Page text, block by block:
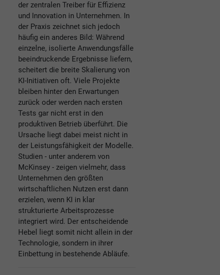
der zentralen Treiber für Effizienz
und Innovation in Unternehmen. In
der Praxis zeichnet sich jedoch
häufig ein anderes Bild: Während
einzelne, isolierte Anwendungsfälle
beeindruckende Ergebnisse liefern,
scheitert die breite Skalierung von
KI-Initiativen oft. Viele Projekte
bleiben hinter den Erwartungen
zurück oder werden nach ersten
Tests gar nicht erst in den
produktiven Betrieb überführt. Die
Ursache liegt dabei meist nicht in
der Leistungsfähigkeit der Modelle.
Studien - unter anderem von
McKinsey - zeigen vielmehr, dass
Unternehmen den größten
wirtschaftlichen Nutzen erst dann
erzielen, wenn KI in klar
strukturierte Arbeitsprozesse
integriert wird. Der entscheidende
Hebel liegt somit nicht allein in der
Technologie, sondern in ihrer
Einbettung in bestehende Abläufe.